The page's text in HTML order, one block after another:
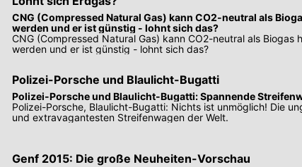
CNG (Compressed Natural Gas) kann CO2-neutral als
werden und er ist günstig - lohnt sich das?
CNG (Compressed Natural Gas) kann CO2-neutral als Biogas
werden und er ist günstig - lohnt sich das?
Polizei-Porsche und Blaulicht-Bugatti
Polizei-Porsche und Blaulicht-Bugatti: Spannende
Polizei-Porsche, Blaulicht-Bugatti: Nichts ist unmöglich! Die
und extravagantesten Streifenwagen der Welt.
Genf 2015: Die große Neuheiten-Vorschau